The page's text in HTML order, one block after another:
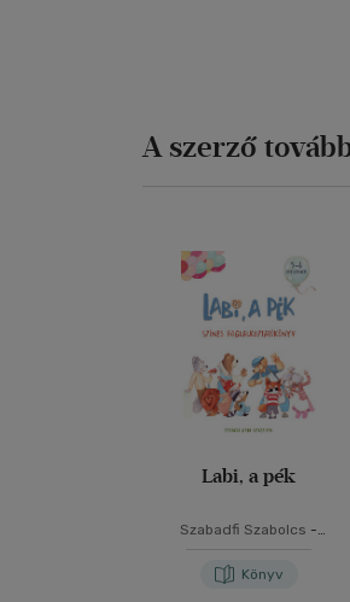
A szerző
Labi, a pék
Szabadfi Szabolcs -
Könyv